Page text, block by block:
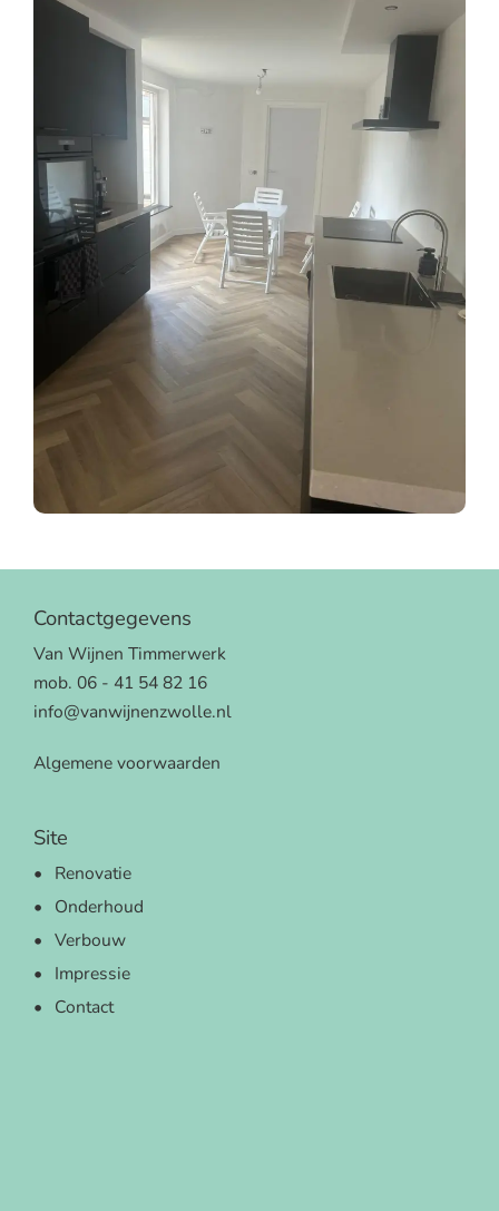
Contactgegevens
Van Wijnen Timmerwerk
mob. 06 - 41 54 82 16
info@vanwijnenzwolle.nl
Algemene voorwaarden
Site
Renovatie
Onderhoud
Verbouw
Impressie
Contact